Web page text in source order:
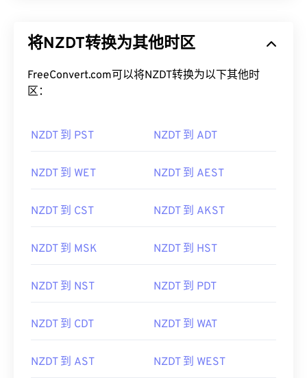
将NZDT转换为其他时区
FreeConvert.com可以将NZDT转换为以下其他时
区：
NZDT 到 PST NZDT 到 ADT
NZDT 到 WET NZDT 到 AEST
NZDT 到 CST NZDT 到 AKST
NZDT 到 MSK NZDT 到 HST
NZDT 到 NST NZDT 到 PDT
NZDT 到 CDT NZDT 到 WAT
NZDT 到 AST NZDT 到 WEST